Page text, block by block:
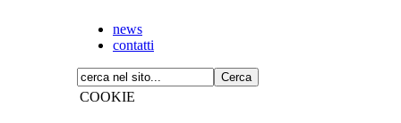
news
contatti
COOKIE